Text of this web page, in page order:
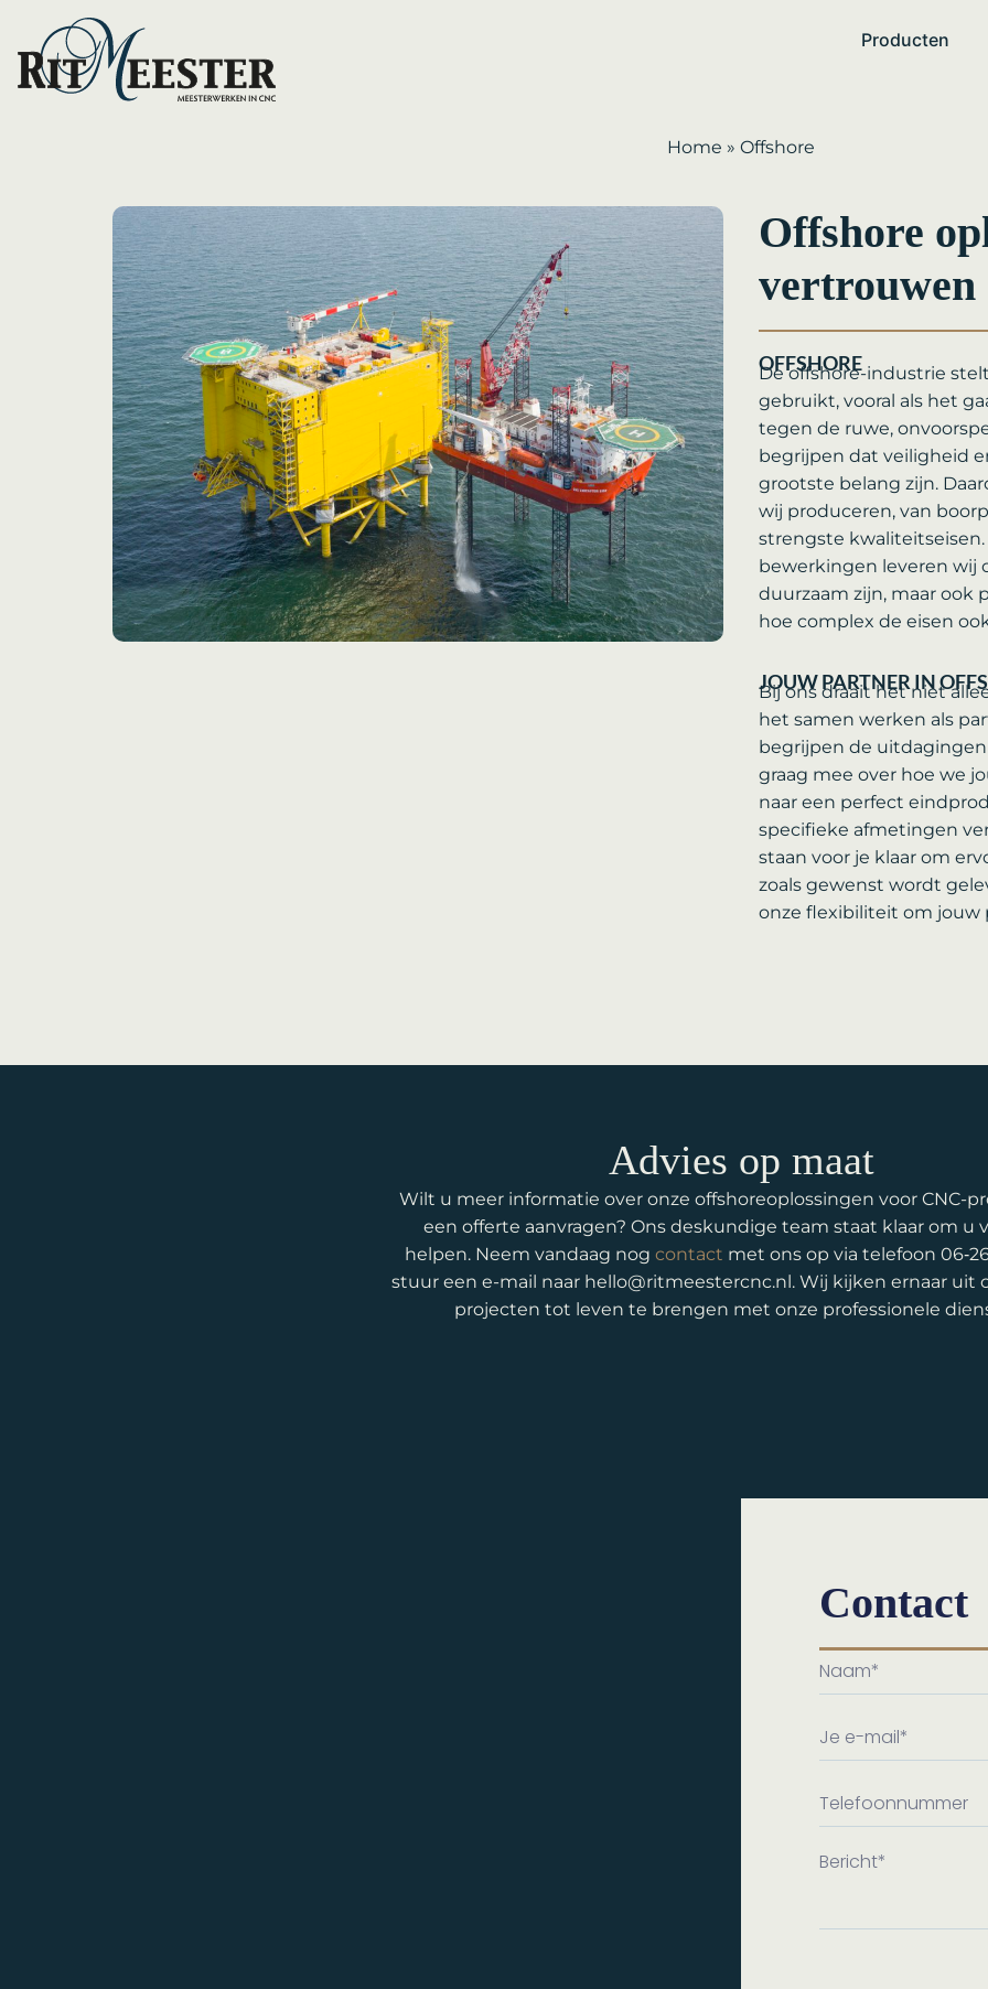
Producten
Home » Offshore
Offshore
vertrouwen
OFFSHORE
De offshore-industrie
gebruikt, vooral als het
tegen de ruwe,
begrijpen dat veiligheid
grootste belang zijn.
wij produceren, van
strengste
bewerkingen leveren wij
duurzaam zijn, maar ook
hoe complex de eisen
JOUW PARTNER IN
Bij ons draait het niet
het samen werken als
begrijpen de
graag mee over hoe we
naar een perfect
specifieke afmetingen
staan voor je klaar om
zoals gewenst wordt
onze flexibiliteit om jouw
Advies op maat
Wilt u meer informatie over onze offshoreoplossingen voor CNC-
een offerte aanvragen? Ons deskundige team staat klaar om u
helpen. Neem vandaag nog contact met ons op via telefoon
stuur een e-mail naar hello@ritmeestercnc.nl. Wij kijken ernaar uit
projecten tot leven te brengen met onze professionele
Contact